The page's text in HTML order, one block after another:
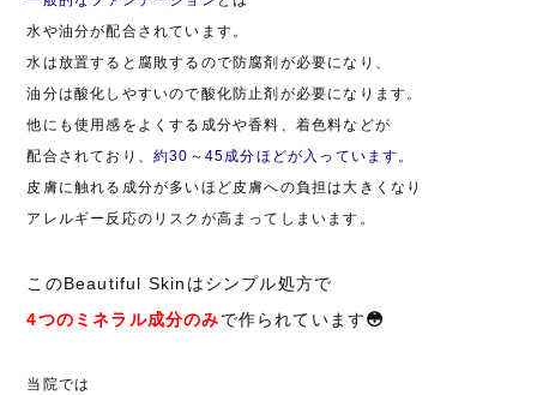
水や油分が配合されています。
水は放置すると腐敗するので防腐剤が必要になり、
油分は酸化しやすいので酸化防止剤が必要になります。
他にも使用感をよくする成分や香料、着色料などが
配合されており、 約30～45成分ほどが入っています。
皮膚に触れる成分が多いほど皮膚への負担は大きくなり
アレルギー反応のリスクが高まってしまいます。
このBeautiful Skinはシンプル処方で
4つのミネラル成分のみで作られています😳
当院では